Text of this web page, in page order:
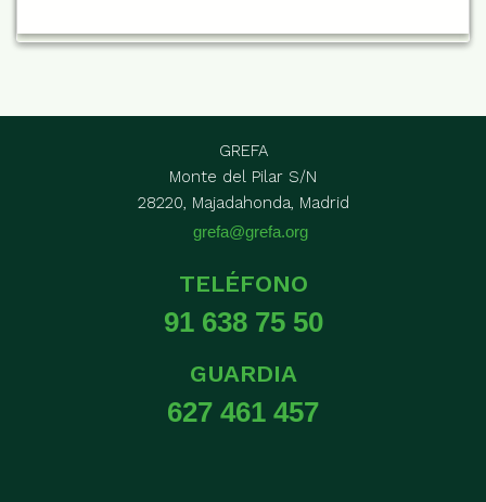
GREFA
Monte del Pilar S/N
28220, Majadahonda, Madrid
grefa@grefa.org
TELÉFONO
91 638 75 50
GUARDIA
627 461 457